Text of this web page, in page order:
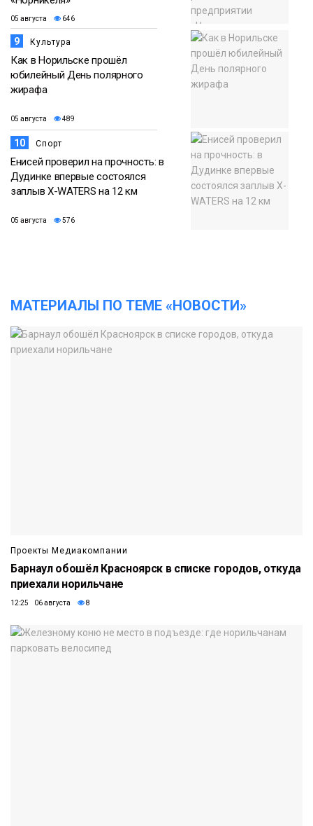
05 августа 646
9 Культура
Как в Норильске прошёл
юбилейный День полярного
жирафа
05 августа 489
10 Спорт
Енисей проверил на прочность: в
Дудинке впервые состоялся
заплыв X-WATERS на 12 км
05 августа 576
МАТЕРИАЛЫ ПО ТЕМЕ «НОВОСТИ»
Проекты Медиакомпании
Барнаул обошёл Красноярск в списке городов, откуда
приехали норильчане
12:25 06 августа 8